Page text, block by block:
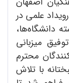
علمی در
دانشگاه‌ها،
میزبانی
محترم
با تلاش